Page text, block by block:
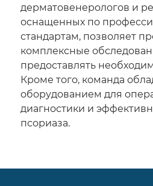
дерматовенерологов и
оснащенных по
стандартам, позволяет
комплексные
предоставлять
Кроме того, команда
оборудованием для
диагностики и
псориаза.